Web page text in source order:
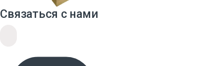
Связаться с нами